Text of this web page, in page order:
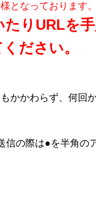
となっております
りURLを
ださい。
かかわらず、何回
信の際は●を半角の